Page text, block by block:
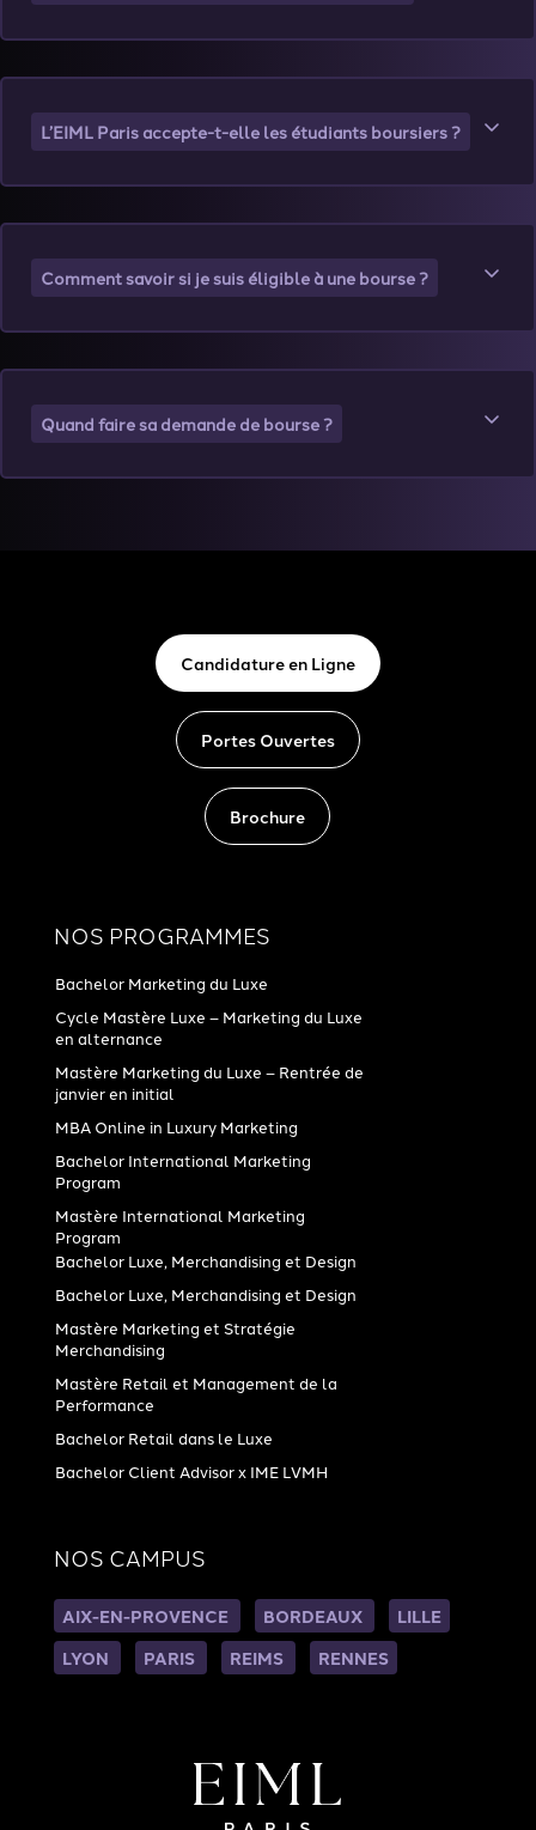
L’EIML Paris accepte-t-elle les étudiants boursiers ?
Comment savoir si je suis éligible à une bourse ?
Quand faire sa demande de bourse ?
Candidature en Ligne
Portes Ouvertes
Brochure
NOS PROGRAMMES
Bachelor Marketing du Luxe
Cycle Mastère Luxe – Marketing du Luxe
en alternance
Mastère Marketing du Luxe – Rentrée de
janvier en initial
MBA Online in Luxury Marketing
Bachelor International Marketing
Program
Mastère International Marketing
Program
Bachelor Luxe, Merchandising et Design
Bachelor Luxe, Merchandising et Design
Mastère Marketing et Stratégie
Merchandising
Mastère Retail et Management de la
Performance
Bachelor Retail dans le Luxe
Bachelor Client Advisor x IME LVMH
NOS CAMPUS
AIX-EN-PROVENCE BORDEAUX
LILLE
LYON
PARIS REIMS RENNES